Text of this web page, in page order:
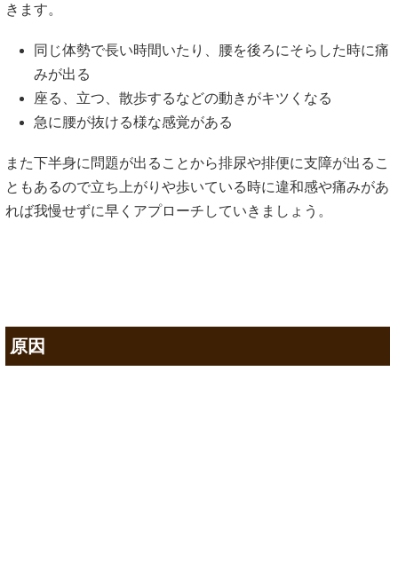
きます。
同じ体勢で長い時間いたり、腰を後ろにそらした時に痛
みが出る
座る、立つ、散歩するなどの動きがキツくなる
急に腰が抜ける様な感覚がある
また下半身に問題が出ることから排尿や排便に支障が出るこ
ともあるので立ち上がりや歩いている時に違和感や痛みがあ
れば我慢せずに早くアプローチしていきましょう。
原因